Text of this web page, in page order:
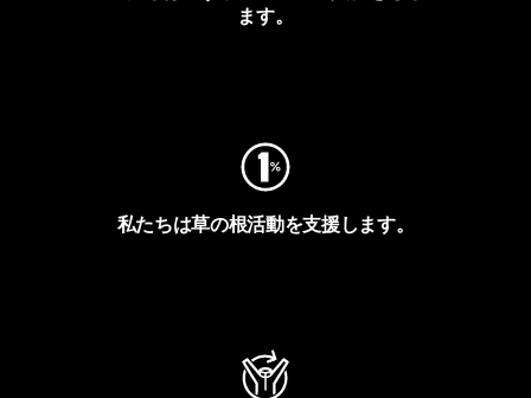
ます。
私たちは草の根活動を支援します。